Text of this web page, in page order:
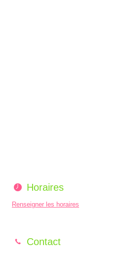
Horaires
Renseigner les horaires
Contact